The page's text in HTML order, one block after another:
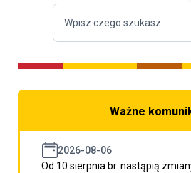
Ważne
2026-08-06
Od 10 sierpnia br. nastąpią